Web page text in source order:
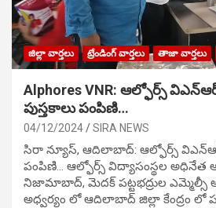
జిల్లా వార్తలు ట్రేండింగ్ వార్తలు తాజా వార్తలు
Alphores VNR: ఆల్ఫోర్స్
పుస్తకాలు పంపిణి…
04/12/2024 SIRA NEWS
సిరా న్యూస్, ఆదిలాబాద్: ఆల్ఫోర్స్ విఎన్ఆర్
పంపిణి… ఆల్ఫోర్స్ విద్యాసంస్థల అధినేత
నిజామాబాద్, మెదక్ పట్టభద్రుల ఎమ్మెల్సీ
అధ్వర్యం లో ఆదిలాబాద్ జిల్లా కేంద్రం లో